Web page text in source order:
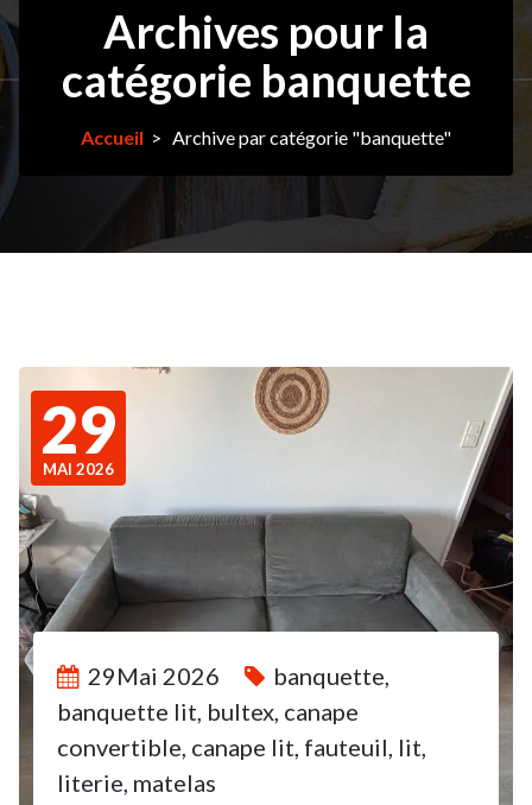
Archives pour la
catégorie banquette
Accueil > Archive par catégorie "banquette"
29
MAI 2026
29Mai 2026 banquette,
banquette lit, bultex, canape
convertible, canape lit, fauteuil, lit,
literie, matelas